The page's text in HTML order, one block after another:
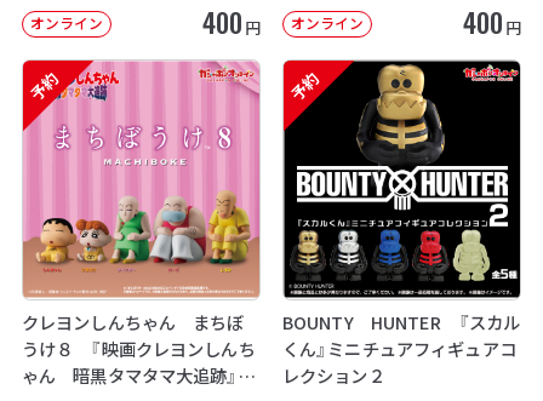
オンライン 400 円 オンライン 400 円
予約
クレヨンしんちゃん まちぼ
うけ８ 『映画クレヨンしんち
ゃん 暗黒タマタマ大追跡』【2
予約
BOUNTY HUNTER 『スカル
くん』ミニチュアフィギュアコ
レクション２